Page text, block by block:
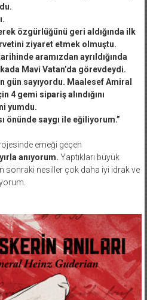
özgürlüğünü geri aldığında ilk
ziyaret etmek olmuştu.
aramızdan ayrıldığında
Mavi Vatan’da görevdeydi.
gün sayıyordu. Maalesef Amiral
4 gemi sipariş alındığını
yumdu.
önünde saygı ile eğiliyorum.”
emeği geçen
anıyorum. Yaptıkları büyük
sonraki nesiller çok daha iyi idrak ve